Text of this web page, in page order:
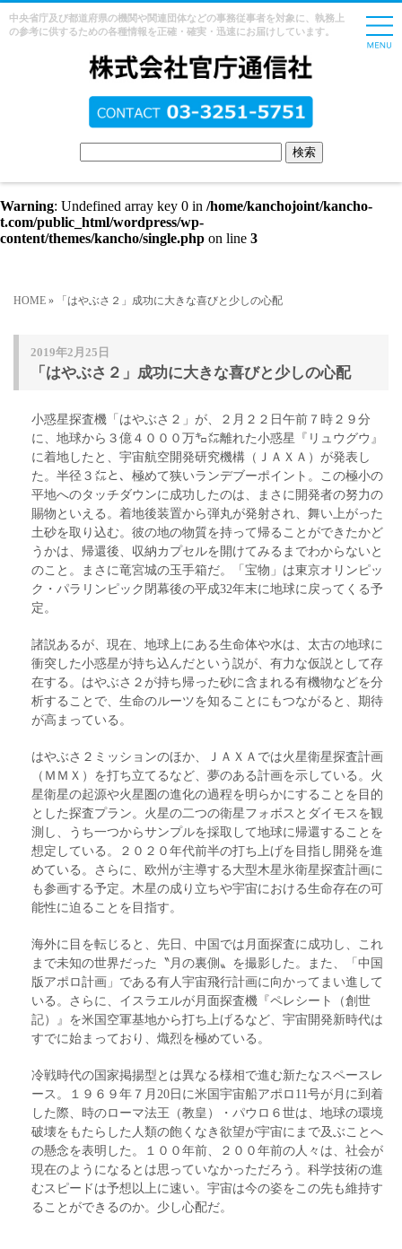
中央省庁及び都道府県の機関や関連団体などの事務従事者を対象に、執務上
の参考に供するための各種情報を正確・確実・迅速にお届けしています。
Warning: Undefined array key 0 in /home/kanchojoint/kancho-
t.com/public_html/wordpress/wp-
content/themes/kancho/single.php on line 3
HOME » 「はやぶさ２」成功に大きな喜びと少しの心配
2019年2月25日
「はやぶさ２」成功に大きな喜びと少しの心配
小惑星探査機「はやぶさ２」が、２月２２日午前７時２９分
に、地球から３億４０００万㌔㍍離れた小惑星『リュウグウ』
に着地したと、宇宙航空開発研究機構（ＪＡＸＡ）が発表し
た。半径３㍍と、極めて狭いランデブーポイント。この極小の
平地へのタッチダウンに成功したのは、まさに開発者の努力の
賜物といえる。着地後装置から弾丸が発射され、舞い上がった
土砂を取り込む。彼の地の物質を持って帰ることができたかど
うかは、帰還後、収納カプセルを開けてみるまでわからないと
のこと。まさに竜宮城の玉手箱だ。「宝物」は東京オリンピッ
ク・パラリンピック閉幕後の平成32年末に地球に戻ってくる予
定。
諸説あるが、現在、地球上にある生命体や水は、太古の地球に
衝突した小惑星が持ち込んだという説が、有力な仮説として存
在する。はやぶさ２が持ち帰った砂に含まれる有機物などを分
析することで、生命のルーツを知ることにもつながると、期待
が高まっている。
はやぶさ２ミッションのほか、ＪＡＸＡでは火星衛星探査計画
（ＭＭＸ）を打ち立てるなど、夢のある計画を示している。火
星衛星の起源や火星圏の進化の過程を明らかにすることを目的
とした探査プラン。火星の二つの衛星フォボスとダイモスを観
測し、うち一つからサンプルを採取して地球に帰還することを
想定している。２０２０年代前半の打ち上げを目指し開発を進
めている。さらに、欧州が主導する大型木星氷衛星探査計画に
も参画する予定。木星の成り立ちや宇宙における生命存在の可
能性に迫ることを目指す。
海外に目を転じると、先日、中国では月面探査に成功し、これ
まで未知の世界だった〝月の裏側〟を撮影した。また、「中国
版アポロ計画」である有人宇宙飛行計画に向かってまい進して
いる。さらに、イスラエルが月面探査機『ペレシート（創世
記）』を米国空軍基地から打ち上げるなど、宇宙開発新時代は
すでに始まっており、熾烈を極めている。
冷戦時代の国家掲揚型とは異なる様相で進む新たなスペースレ
ース。１９６９年７月20日に米国宇宙船アポロ11号が月に到着
した際、時のローマ法王（教皇）・パウロ６世は、地球の環境
破壊をもたらした人類の飽くなき欲望が宇宙にまで及ぶことへ
の懸念を表明した。１００年前、２００年前の人々は、社会が
現在のようになるとは思っていなかっただろう。科学技術の進
むスピードは予想以上に速い。宇宙は今の姿をこの先も維持す
ることができるのか。少し心配だ。